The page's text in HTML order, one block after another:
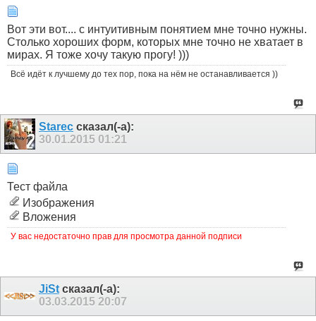
Вот эти вот.... с интуитивным понятием мне точно нужны.
Столько хороших форм, которых мне точно не хватает в
мирах. Я тоже хочу такую прогу! )))
Всё идёт к лучшему до тех пор, пока на нём не останавливается ))
Starec сказал(-а):
30.01.2015 01:21
Тест файла
Изображения
Вложения
У вас недостаточно прав для просмотра данной подписи
JiSt сказал(-а):
03.03.2015 20:07